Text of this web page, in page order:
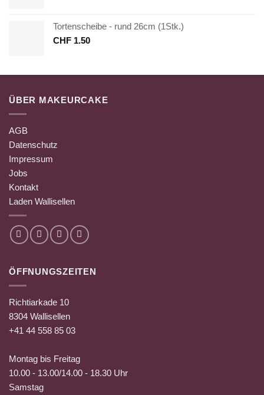
Tortenscheibe - rund 26cm (1Stk.)
CHF 1.50
ÜBER MAKEURCAKE
AGB
Datenschutz
Impressum
Jobs
Kontakt
Laden Wallisellen
ÖFFNUNGSZEITEN
Richtiarkade 10
8304 Wallisellen
+41 44 558 85 03
Montag bis Freitag
10.00 - 13.00/14.00 - 18.30 Uhr
Samstag